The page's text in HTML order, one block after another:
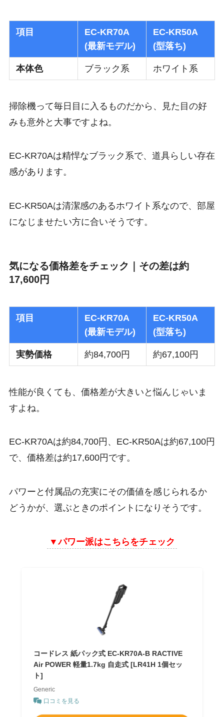
項目
EC-KR70A
(最新モデル)
EC-KR50A
(型落ち)
本体色 ブラック系 ホワイト系
掃除機って毎日目に入るものだから、見た目の好
みも意外と大事ですよね。
EC-KR70Aは精悍なブラック系で、道具らしい存在
感があります。
EC-KR50Aは清潔感のあるホワイト系なので、部屋
になじませたい方に合いそうです。
気になる価格差をチェック｜その差は約
17,600円
項目
EC-KR70A
(最新モデル)
EC-KR50A
(型落ち)
実勢価格 約84,700円 約67,100円
性能が良くても、価格差が大きいと悩んじゃいま
すよね。
EC-KR70Aは約84,700円、EC-KR50Aは約67,100円
で、価格差は約17,600円です。
パワーと付属品の充実にその価値を感じられるか
どうかが、選ぶときのポイントになりそうです。
▼パワー派はこちらをチェック
コードレス 紙パック式 EC-KR70A-B RACTIVE
Air POWER 軽量1.7kg 自走式 [LR41H 1個セッ
ト]
Generic
口コミを見る